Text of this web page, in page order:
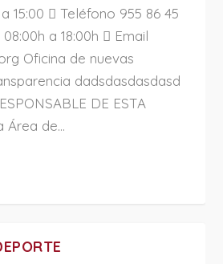
15:00  Teléfono 955 86 45
a 18:00h  Email
Oficina de nuevas
dadsdasdasdasd
DE ESTA
Área de...